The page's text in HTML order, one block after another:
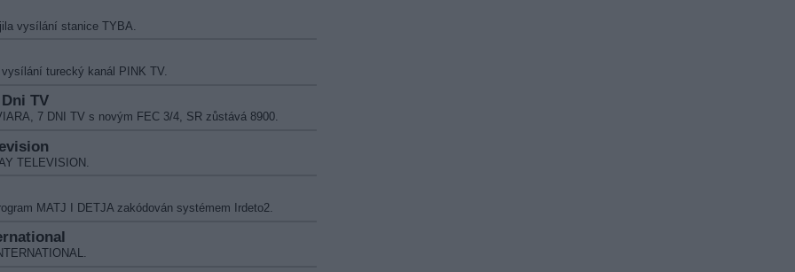
vysílání stanice TYBA.
turecký kanál PINK TV.
TV
7 DNI TV s novým FEC 3/4, SR zůstává 8900.
TELEVISION.
MATJ I DETJA zakódován systémem Irdeto2.